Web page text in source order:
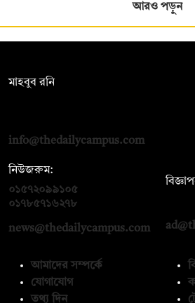
আরও পড়ুন
মাহবুব রনি
info@thedailycampus.com
নিউজরুম:
০১৫৭২০৯৯১০৫
০১৭৮৫৭১৬২৭৮
news@thedailycampus.com
আমাদের সম্পর্কে
যোগাযোগ
তথ্য দিন